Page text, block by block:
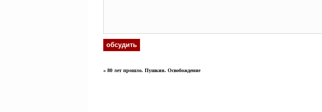
«80 лет прошло. Пушкин. Освобождение